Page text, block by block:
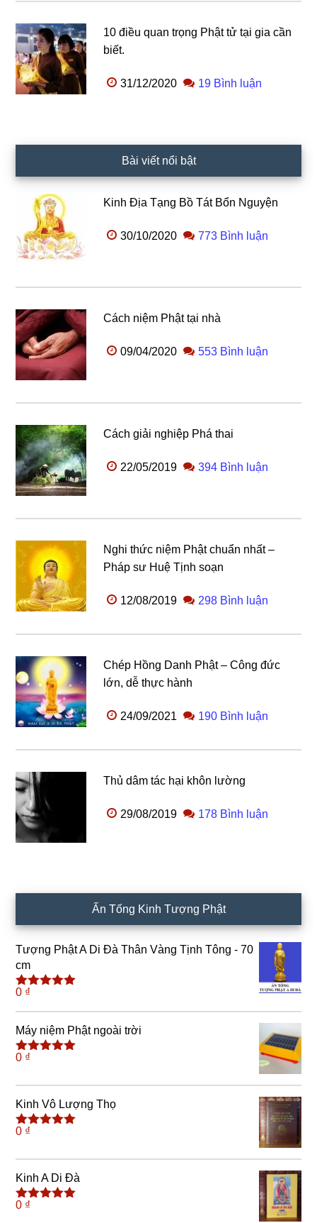
10 điều quan trọng Phật tử tại gia cần
biết.
31/12/2020 19 Bình luận
Bài viết nổi bật
Kinh Địa Tạng Bồ Tát Bổn Nguyện
30/10/2020 773 Bình luận
Cách niệm Phật tại nhà
09/04/2020 553 Bình luận
Cách giải nghiệp Phá thai
22/05/2019 394 Bình luận
Nghi thức niệm Phật chuẩn nhất –
Pháp sư Huệ Tịnh soạn
12/08/2019 298 Bình luận
Chép Hồng Danh Phật – Công đức
lớn, dễ thực hành
24/09/2021 190 Bình luận
Thủ dâm tác hại khôn lường
29/08/2019 178 Bình luận
Ấn Tống Kinh Tượng Phật
Tượng Phật A Di Đà Thân Vàng Tịnh Tông - 70
cm
Được xếp
0 ₫
Máy niệm Phật ngoài trời
Được xếp
sao
0 ₫
Kinh Vô Lượng Thọ
Được xếp
sao
0 ₫
Kinh A Di Đà
Được xếp
0 ₫